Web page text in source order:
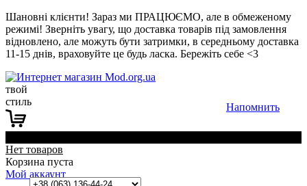
Шановні клієнти! Зараз ми ПРАЦЮЄМО, але в обмеженому
режимі! Зверніть увагу, що доставка товарів під замовлення
відновлено, але можуть бути затримки, в середньому доставка
11-15 днів, враховуйте це будь ласка. Бережіть себе <3
твой
стиль
Нет товаров
Корзина пуста
Мой аккаунт
Напомнить